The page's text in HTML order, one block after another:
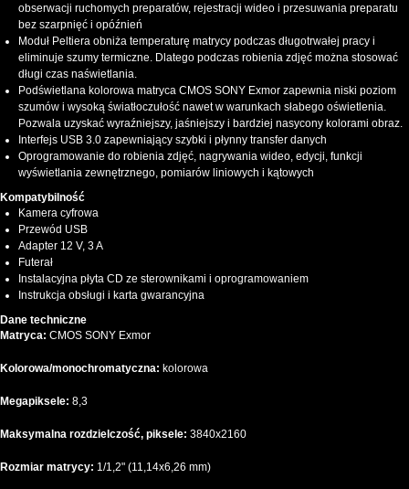
obserwacji ruchomych preparatów, rejestracji wideo i przesuwania preparatu
bez szarpnięć i opóźnień
Moduł Peltiera obniża temperaturę matrycy podczas długotrwałej pracy i
eliminuje szumy termiczne. Dlatego podczas robienia zdjęć można stosować
długi czas naświetlania.
Podświetlana kolorowa matryca CMOS SONY Exmor zapewnia niski poziom
szumów i wysoką światłoczułość nawet w warunkach słabego oświetlenia.
Pozwala uzyskać wyraźniejszy, jaśniejszy i bardziej nasycony kolorami obraz.
Interfejs USB 3.0 zapewniający szybki i płynny transfer danych
Oprogramowanie do robienia zdjęć, nagrywania wideo, edycji, funkcji
wyświetlania zewnętrznego, pomiarów liniowych i kątowych
Kompatybilność
Kamera cyfrowa
Przewód USB
Adapter 12 V, 3 A
Futerał
Instalacyjna płyta CD ze sterownikami i oprogramowaniem
Instrukcja obsługi i karta gwarancyjna
Dane techniczne
Matryca: CMOS SONY Exmor
Kolorowa/monochromatyczna: kolorowa
Megapiksele: 8,3
Maksymalna rozdzielczość, piksele: 3840x2160
Rozmiar matrycy: 1/1,2" (11,14x6,26 mm)